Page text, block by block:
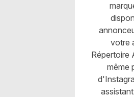
votre
Répertoire
même